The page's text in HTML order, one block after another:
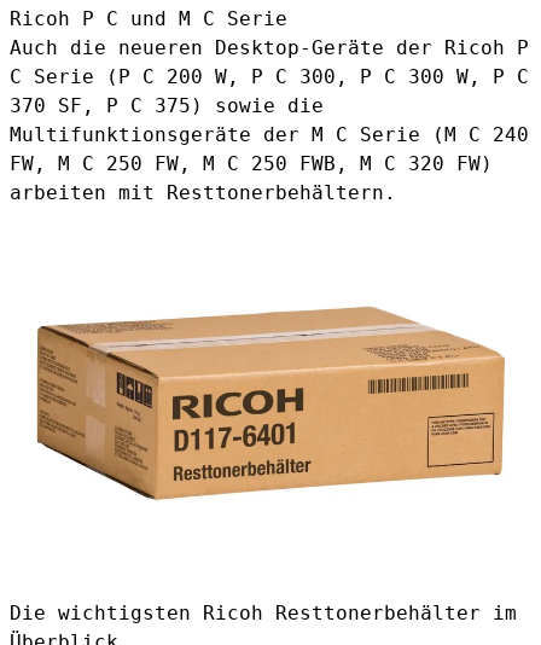
Ricoh P C und M C Serie
Auch die neueren Desktop-Geräte der Ricoh P
C Serie (P C 200 W, P C 300, P C 300 W, P C
370 SF, P C 375) sowie die
Multifunktionsgeräte der M C Serie (M C 240
FW, M C 250 FW, M C 250 FWB, M C 320 FW)
arbeiten mit Resttonerbehältern.
Die wichtigsten Ricoh Resttonerbehälter im